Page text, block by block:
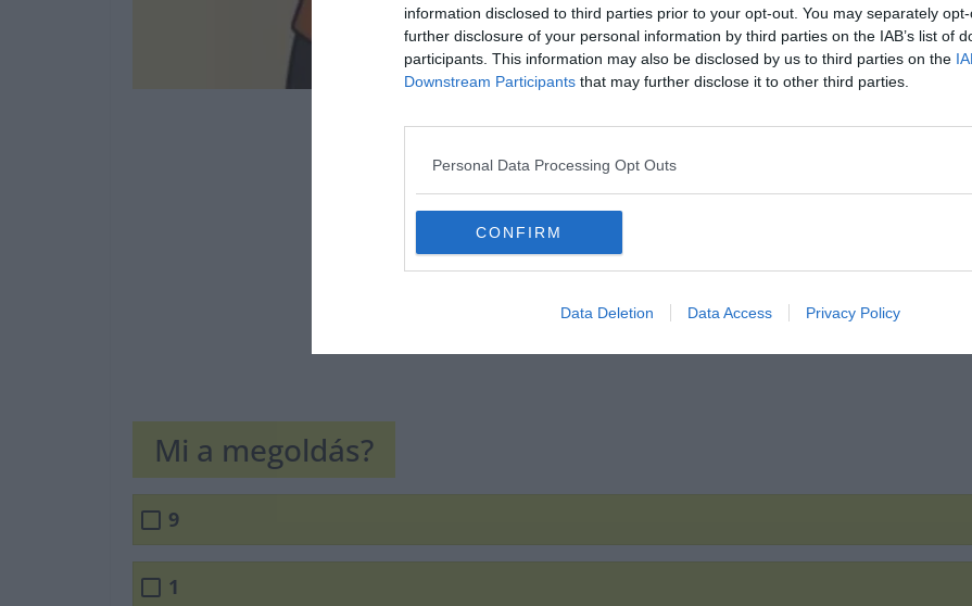
information disclosed to third parties prior to your opt-out. You may separately
further disclosure of your personal information by third parties on the IAB’s list of
participants. This information may also be disclosed by us to third parties on the
Downstream Participants that may further disclose it to other third parties.
Personal Data Processing Opt Outs
CONFIRM
Data Deletion Data Access Privacy Policy
Mi a megoldás?
9
1